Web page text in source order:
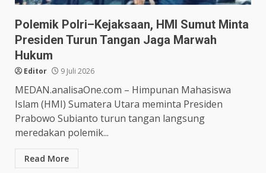
Polemik Polri–Kejaksaan, HMI Sumut Minta
Presiden Turun Tangan Jaga Marwah
Hukum
Editor 9 Juli 2026
MEDAN.analisaOne.com – Himpunan Mahasiswa
Islam (HMI) Sumatera Utara meminta Presiden
Prabowo Subianto turun tangan langsung
meredakan polemik...
Read More